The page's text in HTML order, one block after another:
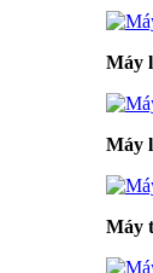
Máy
Máy
Máy